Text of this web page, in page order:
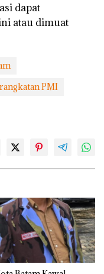
dapat
atau dimuat
PMI